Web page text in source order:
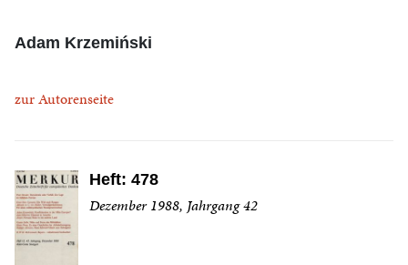
Adam Krzemiński
zur Autorenseite
Heft: 478
Dezember 1988, Jahrgang 42